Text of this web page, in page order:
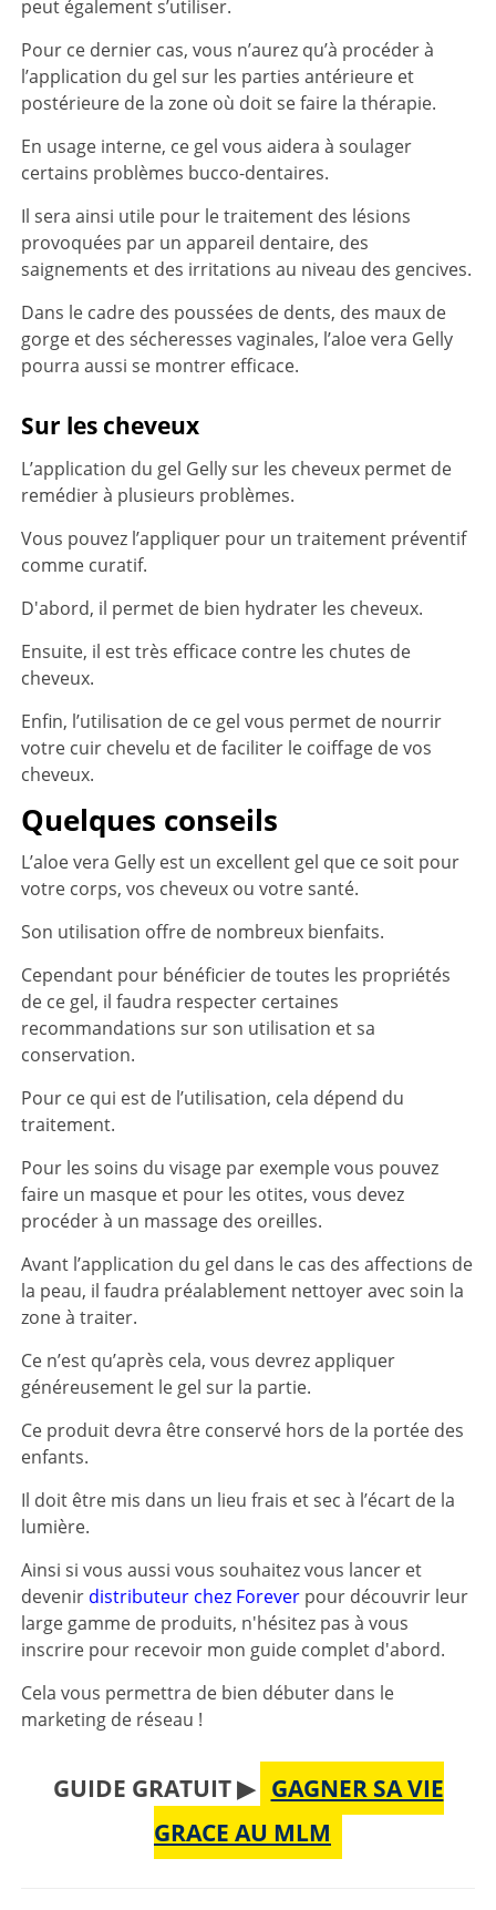
peut également s’utiliser.
Pour ce dernier cas, vous n’aurez qu’à procéder à
l’application du gel sur les parties antérieure et
postérieure de la zone où doit se faire la thérapie.
En usage interne, ce gel vous aidera à soulager
certains problèmes bucco-dentaires.
Il sera ainsi utile pour le traitement des lésions
provoquées par un appareil dentaire, des
saignements et des irritations au niveau des gencives.
Dans le cadre des poussées de dents, des maux de
gorge et des sécheresses vaginales, l’aloe vera Gelly
pourra aussi se montrer efficace.
Sur les cheveux
L’application du gel Gelly sur les cheveux permet de
remédier à plusieurs problèmes.
Vous pouvez l’appliquer pour un traitement préventif
comme curatif.
D'abord, il permet de bien hydrater les cheveux.
Ensuite, il est très efficace contre les chutes de
cheveux.
Enfin, l’utilisation de ce gel vous permet de nourrir
votre cuir chevelu et de faciliter le coiffage de vos
cheveux.
Quelques conseils
L’aloe vera Gelly est un excellent gel que ce soit pour
votre corps, vos cheveux ou votre santé.
Son utilisation offre de nombreux bienfaits.
Cependant pour bénéficier de toutes les propriétés
de ce gel, il faudra respecter certaines
recommandations sur son utilisation et sa
conservation.
Pour ce qui est de l’utilisation, cela dépend du
traitement.
Pour les soins du visage par exemple vous pouvez
faire un masque et pour les otites, vous devez
procéder à un massage des oreilles.
Avant l’application du gel dans le cas des affections de
la peau, il faudra préalablement nettoyer avec soin la
zone à traiter.
Ce n’est qu’après cela, vous devrez appliquer
généreusement le gel sur la partie.
Ce produit devra être conservé hors de la portée des
enfants.
Il doit être mis dans un lieu frais et sec à l’écart de la
lumière.
Ainsi si vous aussi vous souhaitez vous lancer et
devenir distributeur chez Forever pour découvrir leur
large gamme de produits, n'hésitez pas à vous
inscrire pour recevoir mon guide complet d'abord.
Cela vous permettra de bien débuter dans le
marketing de réseau !
GUIDE GRATUIT ▶ GAGNER SA VIE
GRACE AU MLM